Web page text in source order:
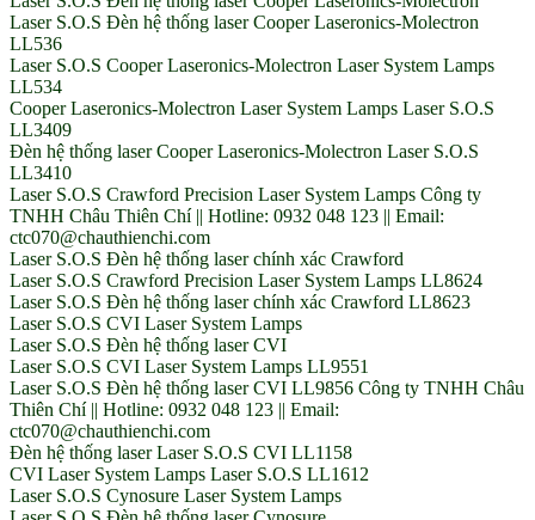
Laser S.O.S Đèn hệ thống laser Cooper Laseronics-Molectron
LL536
Laser S.O.S Cooper Laseronics-Molectron Laser System Lamps
LL534
Cooper Laseronics-Molectron Laser System Lamps Laser S.O.S
LL3409
Đèn hệ thống laser Cooper Laseronics-Molectron Laser S.O.S
LL3410
Laser S.O.S Crawford Precision Laser System Lamps Công ty
TNHH Châu Thiên Chí || Hotline: 0932 048 123 || Email:
ctc070@chauthienchi.com
Laser S.O.S Đèn hệ thống laser chính xác Crawford
Laser S.O.S Crawford Precision Laser System Lamps LL8624
Laser S.O.S Đèn hệ thống laser chính xác Crawford LL8623
Laser S.O.S CVI Laser System Lamps
Laser S.O.S Đèn hệ thống laser CVI
Laser S.O.S CVI Laser System Lamps LL9551
Laser S.O.S Đèn hệ thống laser CVI LL9856 Công ty TNHH Châu
Thiên Chí || Hotline: 0932 048 123 || Email:
ctc070@chauthienchi.com
Đèn hệ thống laser Laser S.O.S CVI LL1158
CVI Laser System Lamps Laser S.O.S LL1612
Laser S.O.S Cynosure Laser System Lamps